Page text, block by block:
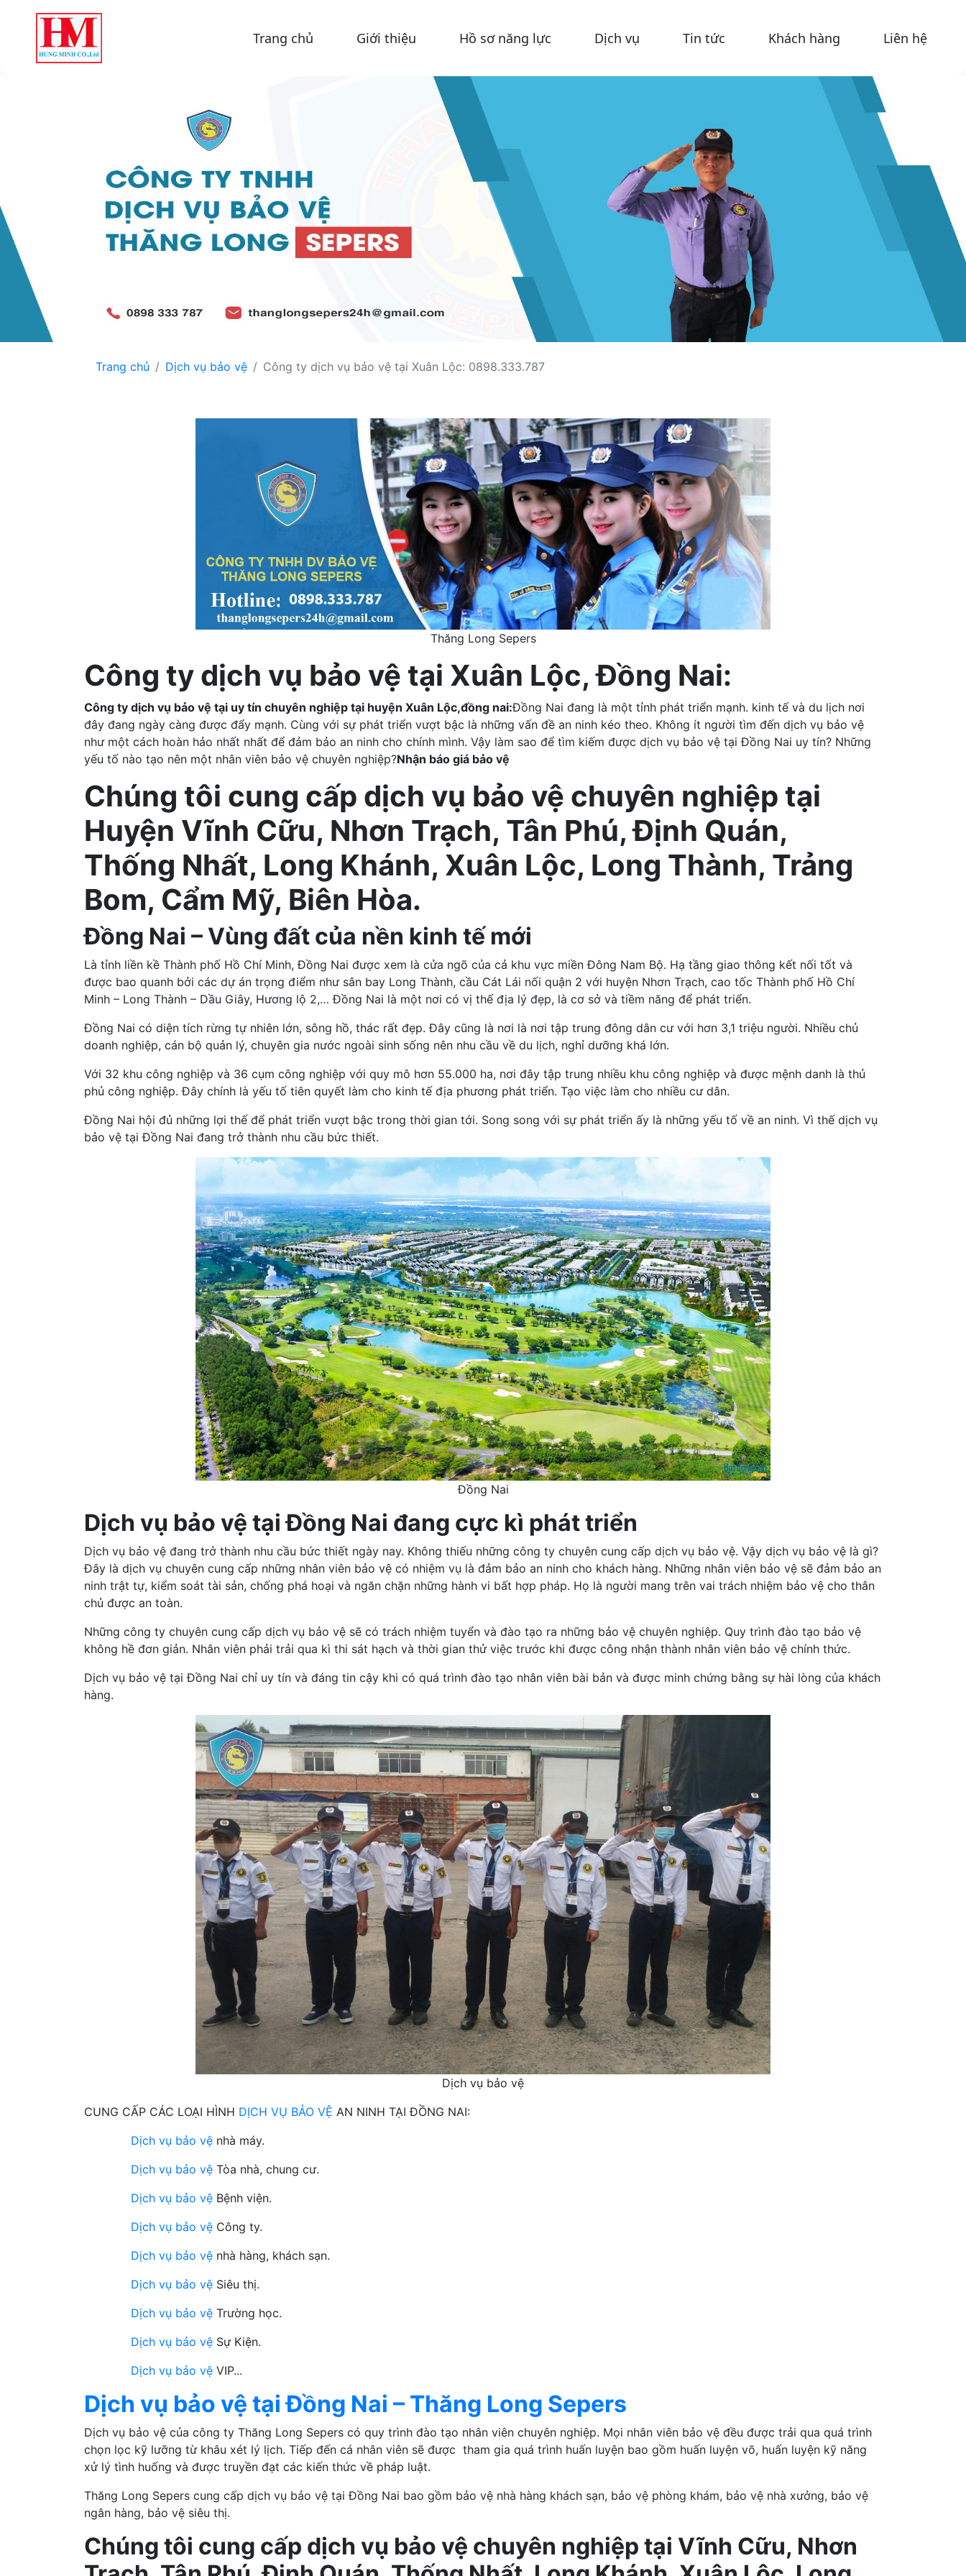
Trang chủ Giới thiệu Hồ sơ năng lực Dịch vụ Tin tức Khách hàng Liên hệ
Trang chủ Dịch vụ bảo vệ Công ty dịch vụ bảo vệ tại Xuân Lộc: 0898.333.787
Thăng Long Sepers
Công ty dịch vụ bảo vệ tại Xuân Lộc, Đồng Nai:
Công ty dịch vụ bảo vệ tại uy tín chuyên nghiệp tại huyện Xuân Lộc,đồng nai:Đồng Nai đang là một tỉnh phát triển mạnh. kinh tế và du lịch nơi
đây đang ngày càng được đẩy mạnh. Cùng với sự phát triển vượt bậc là những vấn đề an ninh kéo theo. Không ít người tìm đến dịch vụ bảo vệ
như một cách hoàn hảo nhất nhất để đảm bảo an ninh cho chính mình. Vậy làm sao để tìm kiếm được dịch vụ bảo vệ tại Đồng Nai uy tín? Những
yếu tố nào tạo nên một nhân viên bảo vệ chuyên nghiệp?Nhận báo giá bảo vệ
Chúng tôi cung cấp dịch vụ bảo vệ chuyên nghiệp tại
Huyện Vĩnh Cữu, Nhơn Trạch, Tân Phú, Định Quán,
Thống Nhất, Long Khánh, Xuân Lộc, Long Thành, Trảng
Bom, Cẩm Mỹ, Biên Hòa.
Đồng Nai – Vùng đất của nền kinh tế mới
Là tỉnh liền kề Thành phố Hồ Chí Minh, Đồng Nai được xem là cửa ngõ của cả khu vực miền Đông Nam Bộ. Hạ tầng giao thông kết nối tốt và
được bao quanh bởi các dự án trọng điểm như sân bay Long Thành, cầu Cát Lái nối quận 2 với huyện Nhơn Trạch, cao tốc Thành phố Hồ Chí
Minh – Long Thành – Dầu Giây, Hương lộ 2,… Đồng Nai là một nơi có vị thế địa lý đẹp, là cơ sở và tiềm năng để phát triển.
Đồng Nai có diện tích rừng tự nhiên lớn, sông hồ, thác rất đẹp. Đây cũng là nơi là nơi tập trung đông dân cư với hơn 3,1 triệu người. Nhiều chủ
doanh nghiệp, cán bộ quản lý, chuyên gia nước ngoài sinh sống nên nhu cầu về du lịch, nghỉ dưỡng khá lớn.
Với 32 khu công nghiệp và 36 cụm công nghiệp với quy mô hơn 55.000 ha, nơi đây tập trung nhiều khu công nghiệp và được mệnh danh là thủ
phủ công nghiệp. Đây chính là yếu tố tiên quyết làm cho kinh tế địa phương phát triển. Tạo việc làm cho nhiều cư dân.
Đồng Nai hội đủ những lợi thế để phát triển vượt bậc trong thời gian tới. Song song với sự phát triển ấy là những yếu tố về an ninh. Vì thế dịch vụ
bảo vệ tại Đồng Nai đang trở thành nhu cầu bức thiết.
Đồng Nai
Dịch vụ bảo vệ tại Đồng Nai đang cực kì phát triển
Dịch vụ bảo vệ đang trở thành nhu cầu bức thiết ngày nay. Không thiếu những công ty chuyên cung cấp dịch vụ bảo vệ. Vậy dịch vụ bảo vệ là gì?
Đây là dịch vụ chuyên cung cấp những nhân viên bảo vệ có nhiệm vụ là đảm bảo an ninh cho khách hàng. Những nhân viên bảo vệ sẽ đảm bảo an
ninh trật tự, kiểm soát tài sản, chống phá hoại và ngăn chặn những hành vi bất hợp pháp. Họ là người mang trên vai trách nhiệm bảo vệ cho thân
chủ được an toàn.
Những công ty chuyên cung cấp dịch vụ bảo vệ sẽ có trách nhiệm tuyển và đào tạo ra những bảo vệ chuyên nghiệp. Quy trình đào tạo bảo vệ
không hề đơn giản. Nhân viên phải trải qua kì thi sát hạch và thời gian thử việc trước khi được công nhận thành nhân viên bảo vệ chính thức.
Dịch vụ bảo vệ tại Đồng Nai chỉ uy tín và đáng tin cậy khi có quá trình đào tạo nhân viên bài bản và được minh chứng bằng sự hài lòng của khách
hàng.
Dịch vụ bảo vệ
CUNG CẤP CÁC LOẠI HÌNH DỊCH VỤ BẢO VỆ AN NINH TẠI ĐỒNG NAI:
Dịch vụ bảo vệ nhà máy.
Dịch vụ bảo vệ Tòa nhà, chung cư.
Dịch vụ bảo vệ Bệnh viện.
Dịch vụ bảo vệ Công ty.
Dịch vụ bảo vệ nhà hàng, khách sạn.
Dịch vụ bảo vệ Siêu thị.
Dịch vụ bảo vệ Trường học.
Dịch vụ bảo vệ Sự Kiện.
Dịch vụ bảo vệ VIP...
Dịch vụ bảo vệ tại Đồng Nai – Thăng Long Sepers
Dịch vụ bảo vệ của công ty Thăng Long Sepers có quy trình đào tạo nhân viên chuyên nghiệp. Mọi nhân viên bảo vệ đều được trải qua quá trình
chọn lọc kỹ lưỡng từ khâu xét lý lịch. Tiếp đến cá nhân viên sẽ được tham gia quá trình huấn luyện bao gồm huấn luyện võ, huấn luyện kỹ năng
xử lý tình huống và được truyền đạt các kiến thức về pháp luật.
Thăng Long Sepers cung cấp dịch vụ bảo vệ tại Đồng Nai bao gồm bảo vệ nhà hàng khách sạn, bảo vệ phòng khám, bảo vệ nhà xưởng, bảo vệ
ngân hàng, bảo vệ siêu thị.
Chúng tôi cung cấp dịch vụ bảo vệ chuyên nghiệp tại Vĩnh Cữu, Nhơn